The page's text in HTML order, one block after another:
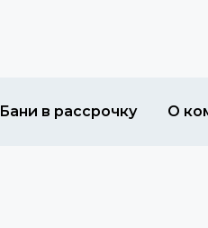
Бани в рассрочку О